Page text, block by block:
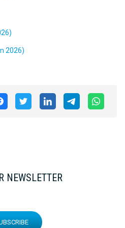
2026)
NEWSLETTER